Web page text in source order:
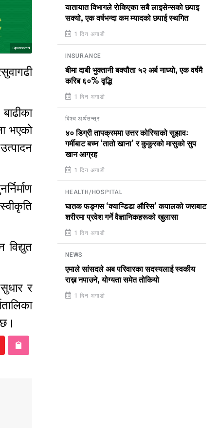
Sponsored
भएको
र
यातायात विभागले रोकिएका सबै लाइसेन्सको छपाइ
सक्यो, एक वर्षभन्दा कम म्यादको छपाई स्थगित
1 दिन अगाडी
INSURANCE
बीमा दाबी भुक्तानी बक्यौता ५२ अर्ब नाघ्यो, एक वर्षमै
करिब ६०% वृद्धि
1 दिन अगाडी
विश्व अर्थतन्त्र
४० डिग्री तापक्रममा उत्तर कोरियाको सुझावः
गर्मीबाट बच्न ‘तातो खाना’ र कुकुरको मासुको सुप
खान आग्रह
1 दिन अगाडी
HEALTH/HOSPITAL
घातक फङ्गस ‘क्यान्डिडा औरिस’ कपालको जराबाट
शरीरमा प्रवेश गर्ने वैज्ञानिकहरूको खुलासा
1 दिन अगाडी
NEWS
एमाले सांसदले अब परिवारका सदस्यलाई स्वकीय
राख्न नपाउने, योग्यता समेत तोकियो
1 दिन अगाडी